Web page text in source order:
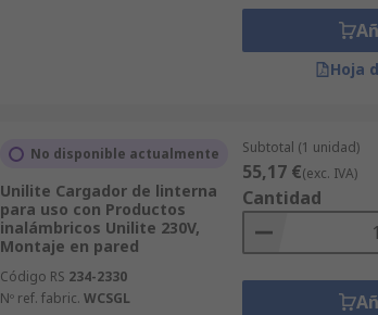
Hoja
No disponible actualmente
Unilite Cargador de linterna
para uso con Productos
inalámbricos Unilite 230V,
Montaje en pared
Código RS 234-2330
Nº ref. fabric. WCSGL
Subtotal (1 unidad)
55,17 €(exc. IVA)
Cantidad